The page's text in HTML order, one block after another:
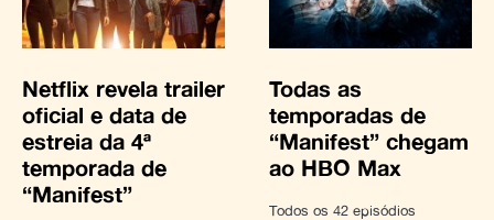
Netflix revela trailer
oficial e data de
estreia da 4ª
temporada de
“Manifest”
Todas as
temporadas de
“Manifest” chegam
ao HBO Max
Todos os 42 episódios